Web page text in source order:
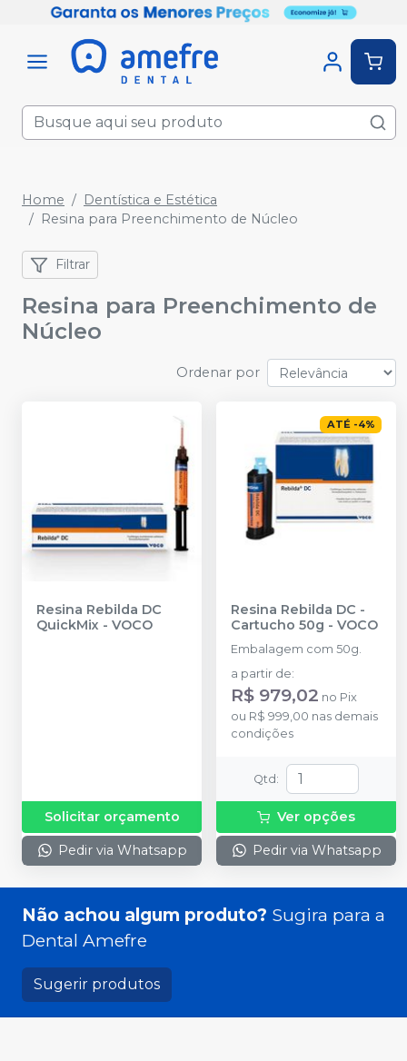
Home
Dentística e Estética
Resina para Preenchimento de Núcleo
Filtrar
Resina para Preenchimento de
Núcleo
Ordenar por
Resina Rebilda DC
QuickMix - VOCO
Solicitar orçamento
Pedir via Whatsapp
ATÉ -4%
Resina Rebilda DC -
Cartucho 50g - VOCO
Embalagem com 50g.
a partir de:
R$ 979,02 no Pix
ou R$ 999,00 nas demais
condições
Qtd :
Ver opções
Pedir via Whatsapp
Não achou algum produto? Sugira para a
Dental Amefre
Sugerir produtos